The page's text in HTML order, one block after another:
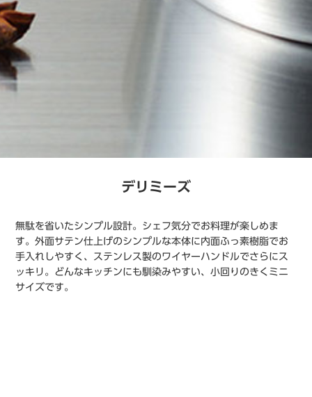
デリミーズ
無駄を省いたシンプル設計。シェフ気分でお料理が楽しめま
す。外面サテン仕上げのシンプルな本体に内面ふっ素樹脂でお
手入れしやすく、ステンレス製のワイヤーハンドルでさらにス
ッキリ。どんなキッチンにも馴染みやすい、小回りのきくミニ
サイズです。